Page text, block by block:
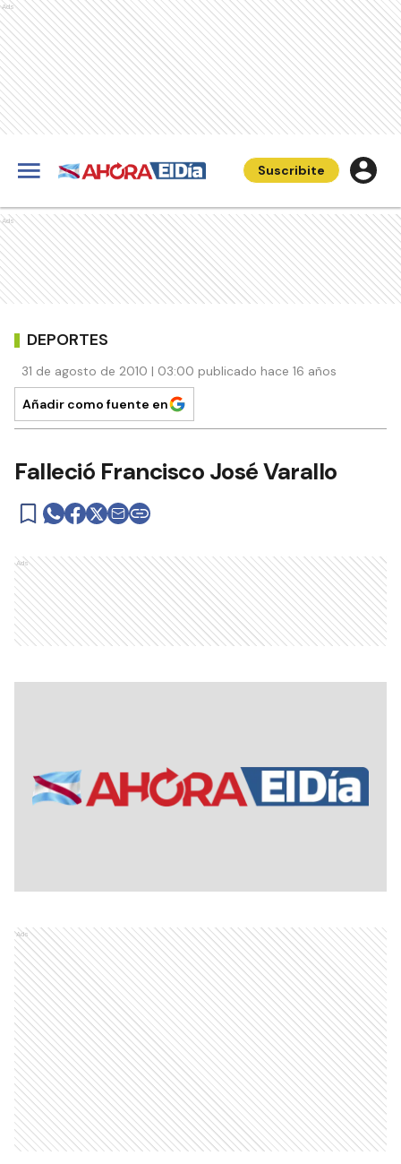
Ads
Suscribite
Ads
DEPORTES
31 de agosto de 2010 | 03:00 publicado hace 16 años
Añadir como fuente en
Falleció Francisco José Varallo
Ads
Ads